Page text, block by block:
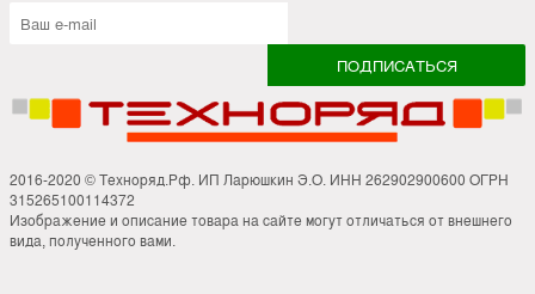
2016-2020 © Техноряд.Рф. ИП Ларюшкин Э.О. ИНН 262902900600 ОГРН
315265100114372
Изображение и описание товара на сайте могут отличаться от внешнего
вида, полученного вами.